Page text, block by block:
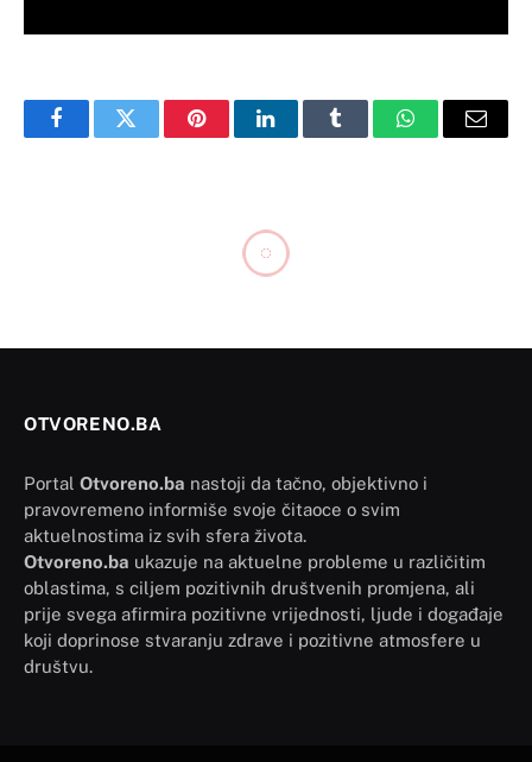
FacebookTwitter PinterestLinkedInTumblr WhatsAppEmail
OTVORENO.BA
Portal Otvoreno.ba nastoji da tačno, objektivno i
pravovremeno informiše svoje čitaoce o svim
aktuelnostima iz svih sfera života.
Otvoreno.ba ukazuje na aktuelne probleme u različitim
oblastima, s ciljem pozitivnih društvenih promjena, ali
prije svega afirmira pozitivne vrijednosti, ljude i događaje
koji doprinose stvaranju zdrave i pozitivne atmosfere u
društvu.